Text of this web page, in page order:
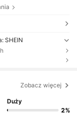
SHEIN
Zobacz więcej
Duży
2%